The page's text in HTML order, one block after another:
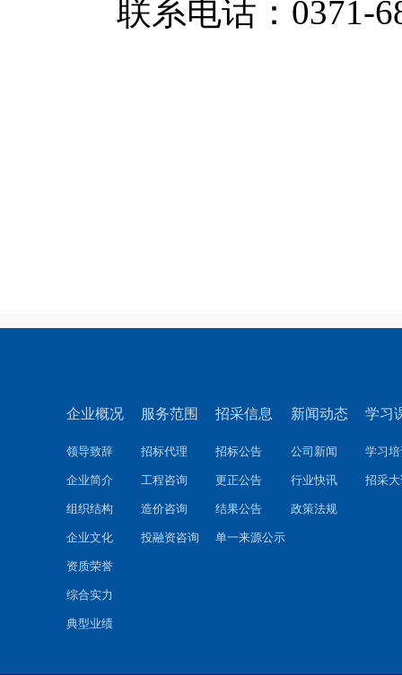
联系电话：0371-
企业概况
领导致辞
企业简介
组织结构
企业文化
资质荣誉
综合实力
典型业绩
服务范围
招标代理
工程咨询
造价咨询
投融资咨询
招采信息
招标公告
更正公告
结果公告
单一来源公示
新闻动态
公司新闻
行业快讯
政策法规
学习
学习
招采